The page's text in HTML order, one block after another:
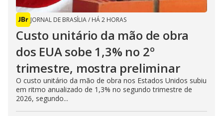
JORNAL DE BRASÍLIA/ HÁ 2 HORAS
Custo unitário da mão de obra
dos EUA sobe 1,3% no 2º
trimestre, mostra preliminar
O custo unitário da mão de obra nos Estados Unidos subiu
em ritmo anualizado de 1,3% no segundo trimestre de
2026, segundo...